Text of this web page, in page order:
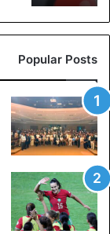
Popular Posts